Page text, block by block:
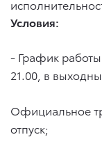
Условия:
- График
21.00, в
Официальное
отпуск;